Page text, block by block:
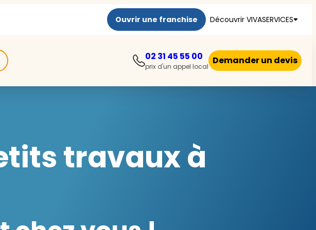
Ouvrir une franchise Découvrir VIVASERVICES
02 31 45 55 00
prix d'un appel local
Demander un devis
travaux à